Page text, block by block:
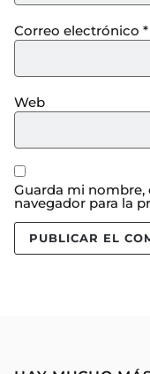
Correo electrónico *
Web
Guarda mi
navegador para la